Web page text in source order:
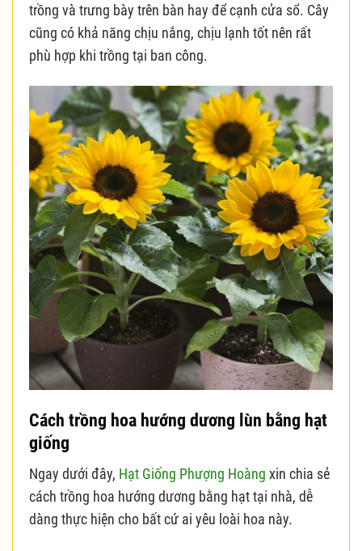
trồng và trưng bày trên bàn hay để cạnh cửa sổ. Cây
cũng có khả năng chịu nắng, chịu lạnh tốt nên rất
phù hợp khi trồng tại ban công.
Cách trồng hoa hướng dương lùn bằng hạt
giống
Ngay dưới đây, Hạt Giống Phượng Hoàng xin chia sẻ
cách trồng hoa hướng dương bằng hạt tại nhà, dễ
dàng thực hiện cho bất cứ ai yêu loài hoa này.